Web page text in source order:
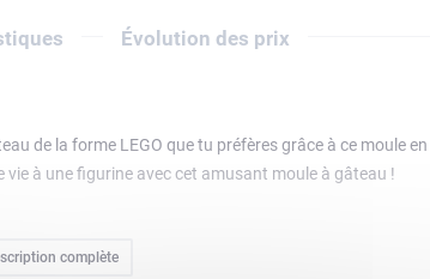
Évolution des prix
de la forme LEGO que tu préfères grâce à ce moule
à une figurine avec cet amusant moule à gâteau !
complète